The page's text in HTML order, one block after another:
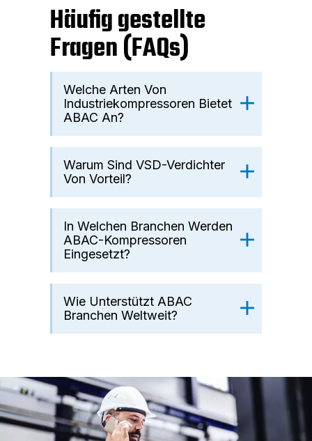
Häufig gestellte
Fragen (FAQs)
Welche Arten Von
Industriekompressoren Bietet
ABAC An?
Warum Sind VSD-Verdichter
Von Vorteil?
In Welchen Branchen Werden
ABAC-Kompressoren
Eingesetzt?
Wie Unterstützt ABAC
Branchen Weltweit?